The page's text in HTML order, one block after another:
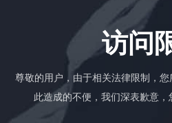
访问
尊敬的用户，由于相关法律限制，
此造成的不便，我们深表歉意，